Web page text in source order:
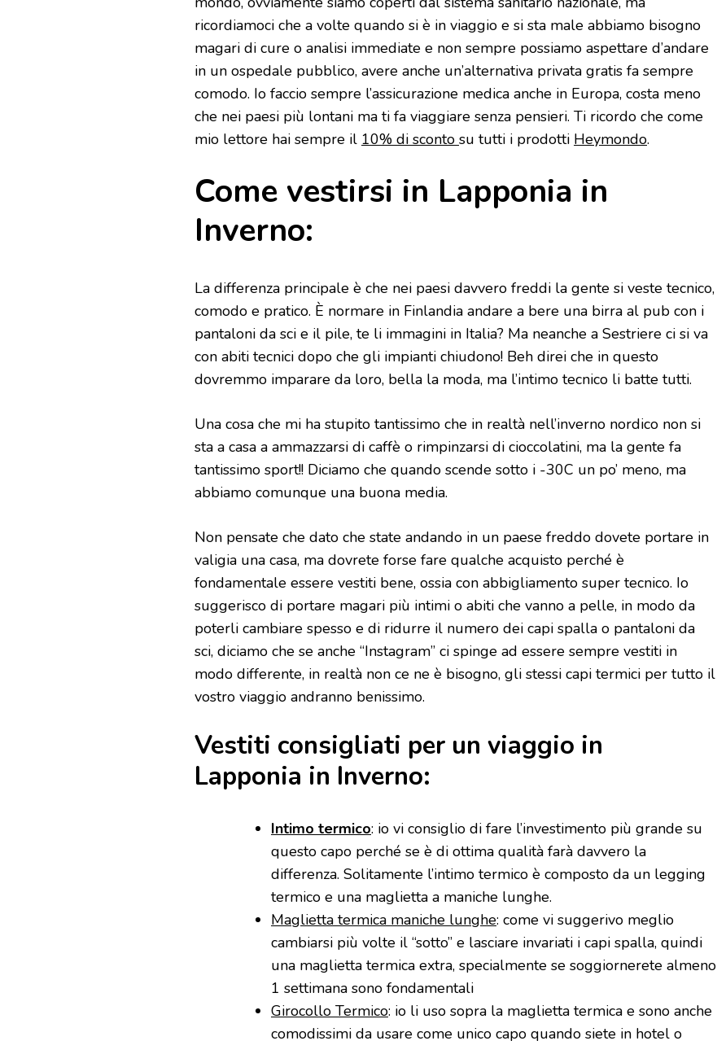
ricordiamoci che a volte quando si è in viaggio e si sta male abbiamo bisogno
magari di cure o analisi immediate e non sempre possiamo aspettare d’andare
in un ospedale pubblico, avere anche un’alternativa privata gratis fa sempre
comodo. Io faccio sempre l’assicurazione medica anche in Europa, costa meno
che nei paesi più lontani ma ti fa viaggiare senza pensieri. Ti ricordo che come
mio lettore hai sempre il 10% di sconto su tutti i prodotti Heymondo.
Come vestirsi in Lapponia in
Inverno:
La differenza principale è che nei paesi davvero freddi la gente si veste tecnico,
comodo e pratico. È normare in Finlandia andare a bere una birra al pub con i
pantaloni da sci e il pile, te li immagini in Italia? Ma neanche a Sestriere ci si va
con abiti tecnici dopo che gli impianti chiudono! Beh direi che in questo
dovremmo imparare da loro, bella la moda, ma l’intimo tecnico li batte tutti.
Una cosa che mi ha stupito tantissimo che in realtà nell’inverno nordico non si
sta a casa a ammazzarsi di caffè o rimpinzarsi di cioccolatini, ma la gente fa
tantissimo sport!! Diciamo che quando scende sotto i -30C un po’ meno, ma
abbiamo comunque una buona media.
Non pensate che dato che state andando in un paese freddo dovete portare in
valigia una casa, ma dovrete forse fare qualche acquisto perché è
fondamentale essere vestiti bene, ossia con abbigliamento super tecnico. Io
suggerisco di portare magari più intimi o abiti che vanno a pelle, in modo da
poterli cambiare spesso e di ridurre il numero dei capi spalla o pantaloni da
sci, diciamo che se anche “Instagram” ci spinge ad essere sempre vestiti in
modo differente, in realtà non ce ne è bisogno, gli stessi capi termici per tutto il
vostro viaggio andranno benissimo.
Vestiti consigliati per un viaggio in
Lapponia in Inverno:
Intimo termico: io vi consiglio di fare l’investimento più grande su
questo capo perché se è di ottima qualità farà davvero la
differenza. Solitamente l’intimo termico è composto da un legging
termico e una maglietta a maniche lunghe.
Maglietta termica maniche lunghe: come vi suggerivo meglio
cambiarsi più volte il “sotto” e lasciare invariati i capi spalla, quindi
una maglietta termica extra, specialmente se soggiornerete almeno
1 settimana sono fondamentali
Girocollo Termico: io li uso sopra la maglietta termica e sono anche
comodissimi da usare come unico capo quando siete in hotel o